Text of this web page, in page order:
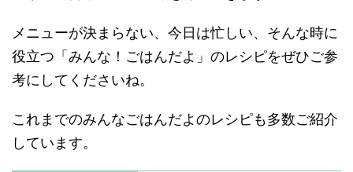
メニューが決まらない、今日は忙しい、そんな時に
役立つ「みんな！ごはんだよ」のレシピをぜひご参
考にしてくださいね。
これまでのみんなごはんだよのレシピも多数ご紹介
しています。